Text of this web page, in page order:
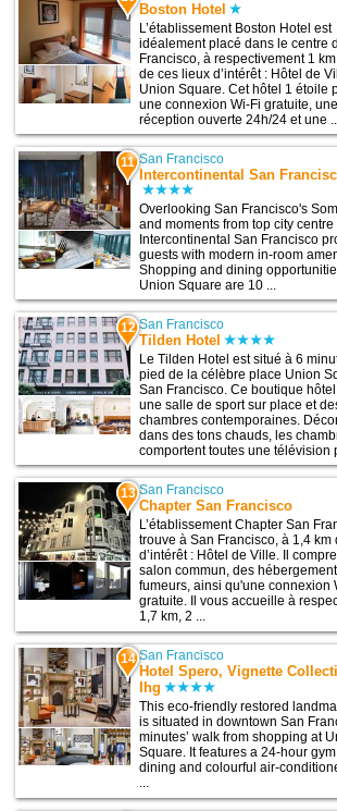
Boston Hotel
L’établissement Boston Hotel est
idéalement placé dans le centre
Francisco, à respectivement 1
de ces lieux d’intérêt : Hôtel de
Union Square. Cet hôtel 1 étoile
une connexion Wi-Fi gratuite, une
réception ouverte 24h/24 et une ...
11 San Francisco
Intercontinental San
Overlooking San Francisco's
and moments from top city centre
Intercontinental San Francisco
guests with modern in-room
Shopping and dining
Union Square are 10 ...
12 San Francisco
Tilden Hotel
Le Tilden Hotel est situé à 6
pied de la célèbre place Union
San Francisco. Ce boutique
une salle de sport sur place et
chambres contemporaines.
dans des tons chauds, les
comportent toutes une télévision
13 San Francisco
Chapter San Francisco
L’établissement Chapter San
trouve à San Francisco, à 1,4 km
d’intérêt : Hôtel de Ville. Il
salon commun, des
fumeurs, ainsi qu'une connexion
gratuite. Il vous accueille à
1,7 km, 2 ...
14 San Francisco
Hotel Spero, Vignette
Ihg
This eco-friendly restored
is situated in downtown San
minutes’ walk from shopping at
Square. It features a 24-hour
dining and colourful air-
...